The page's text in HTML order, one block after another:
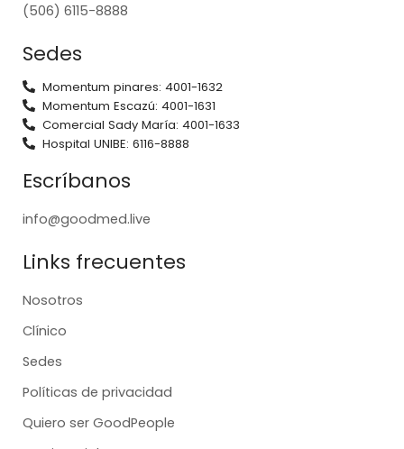
(506) 6115-8888
Sedes
Momentum pinares: 4001-1632
Momentum Escazú: 4001-1631
Comercial Sady María: 4001-1633
Hospital UNIBE: 6116-8888
Escríbanos
info@goodmed.live
Links frecuentes
Nosotros
Clínico
Sedes
Políticas de privacidad
Quiero ser GoodPeople